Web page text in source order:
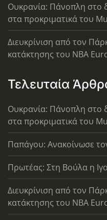
Ουκρανία: Πάνοπλη στο
στα προκριματικά του
Διευκρίνιση από τον
κατάκτησης του ΝΒΑ
Τελευταία
Ουκρανία: Πάνοπλη στο
στα προκριματικά του
Παπάγου: Ανακοίνωσε
Πρωτέας: Στη Βούλα η
Διευκρίνιση από τον
κατάκτησης του ΝΒΑ